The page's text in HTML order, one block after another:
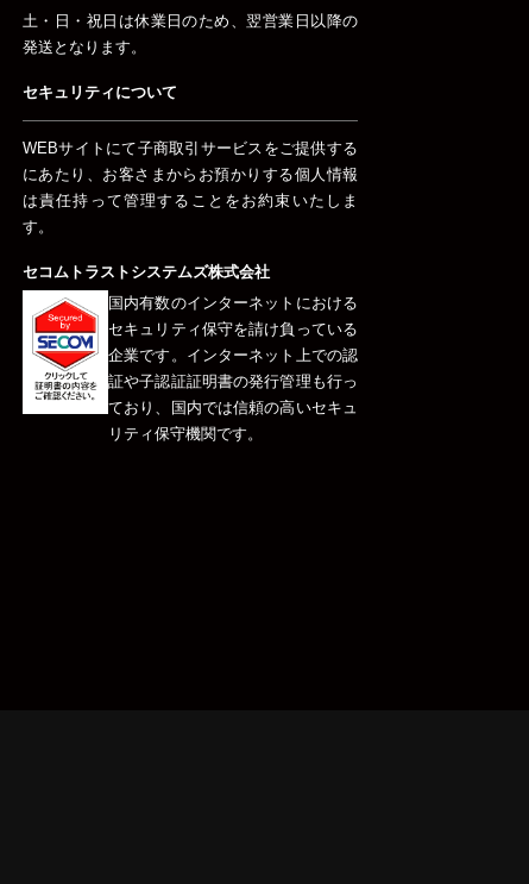
土・日・祝日は休業日のため、翌営業日以降の
発送となります。
セキュリティについて
WEBサイトにて子商取引サービスをご提供する
にあたり、お客さまからお預かりする個人情報
は責任持って管理することをお約束いたしま
す。
セコムトラストシステムズ株式会社
国内有数のインターネットにおける
セキュリティ保守を請け負っている
企業です。インターネット上での認
証や子認証証明書の発行管理も行っ
ており、国内では信頼の高いセキュ
リティ保守機関です。